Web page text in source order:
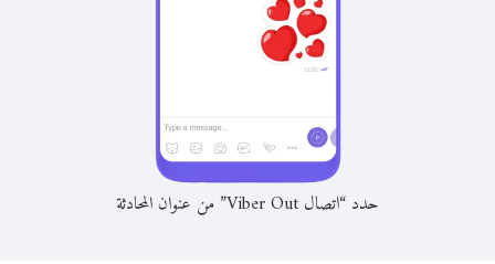
حدد “اتصال Viber Out” من عنوان المحادثة